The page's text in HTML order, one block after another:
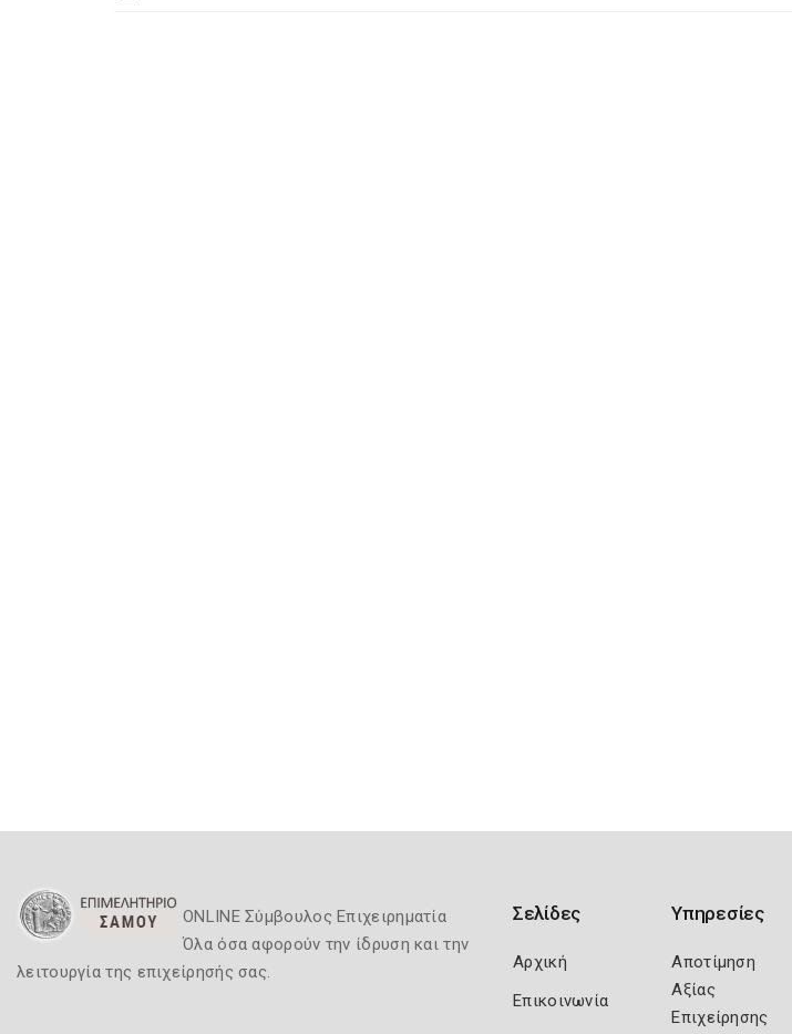
ONLINE Σύμβουλος Επιχειρηματία
Όλα όσα αφορούν την ίδρυση και την
λειτουργία της επιχείρησής σας.
Σελίδες
Αρχική
Επικοινωνία
Υπηρεσίες
Αποτίμηση
Αξίας
Επιχείρησης